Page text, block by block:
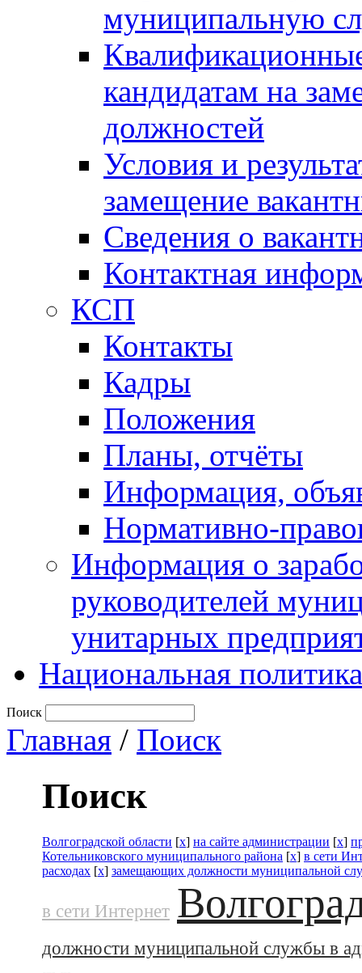
муниципальную
кандидатам на
должностей
Условия и
замещение
Сведения о
Контактная
КСП
Контакты
Кадры
Положения
Планы, отчёты
Информация,
Нормативно-
Информация о
руководителей
унитарных
Национальная политика
Поиск
Главная / Поиск
Поиск
Волгоградской области [x] на сайте администрации [x]
Котельниковского муниципального района [x] в сети
расходах [x] замещающих должности муниципальной
в сети Интернет
должности муниципальной службы в